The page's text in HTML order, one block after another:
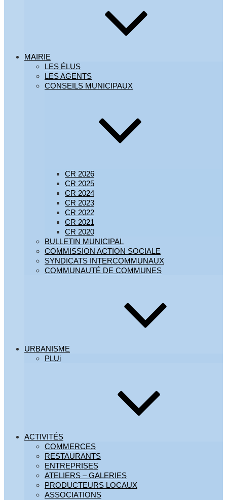
MAIRIE
LES ÉLUS
LES AGENTS
CONSEILS MUNICIPAUX
CR 2026
CR 2025
CR 2024
CR 2023
CR 2022
CR 2021
CR 2020
BULLETIN MUNICIPAL
COMMISSION ACTION SOCIALE
SYNDICATS INTERCOMMUNAUX
COMMUNAUTÉ DE COMMUNES
URBANISME
PLUi
ACTIVITÉS
COMMERCES
RESTAURANTS
ENTREPRISES
ATELIERS – GALERIES
PRODUCTEURS LOCAUX
ASSOCIATIONS